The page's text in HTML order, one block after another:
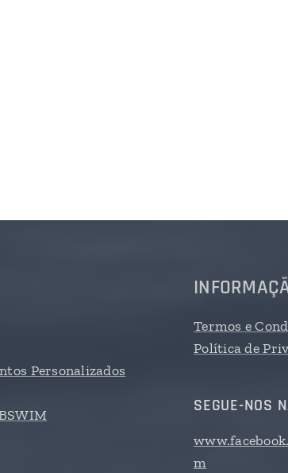
Personalizados
Termos e
Política de
SEGUE-NOS
m